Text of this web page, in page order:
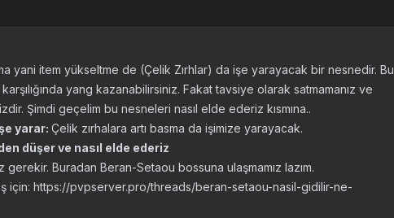
yani item yükseltme de (Çelik Zırhlar) da işe yarayacak bir nesnedir. Bu
yang kazanabilirsiniz. Fakat tavsiye olarak satmamanız ve
Şimdi geçelim bu nesneleri nasıl elde ederiz kısmına..
yarar: Çelik zırhalara artı basma da işimize yarayacak.
düşer ve nasıl elde ederiz
gerekir. Buradan Beran-Setaou bossuna ulaşmamız lazım.
için: https://pvpserver.pro/threads/beran-setaou-nasil-gidilir-ne-